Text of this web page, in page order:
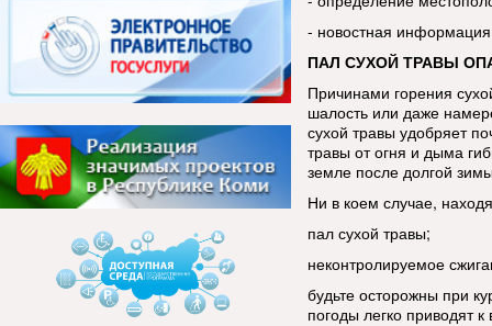
- новостная
ПАЛ СУХОЙ ТРАВЫ
Причинами горения
шалость или даже
сухой травы удобряет
травы от огня и дыма
земле после долгой
Ни в коем случае,
пал сухой травы;
неконтролируемое
будьте осторожны при
погоды легко приводят